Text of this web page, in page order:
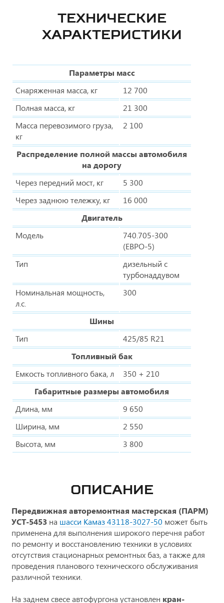
ТЕХНИЧЕСКИЕ
ХАРАКТЕРИСТИКИ
Параметры масс
Снаряженная масса, кг
12 700
Полная масса, кг
21 300
Масса перевозимого груза,
кг
2 100
Распределение полной массы автомобиля
на дорогу
Через передний мост, кг
5 300
Через заднюю тележку, кг
16 000
Двигатель
Модель
740.705-300
(ЕВРО-5)
Тип
дизельный с
турбонаддувом
Номинальная мощность,
л.с.
300
Шины
Тип
425/85 R21
Топливный бак
Емкость топливного бака, л
350 + 210
Габаритные размеры автомобиля
Длина, мм
9 650
Ширина, мм
2 550
Высота, мм
3 800
ОПИСАНИЕ
Передвижная авторемонтная мастерская (ПАРМ)
УСТ-5453 на шасси Камаз 43118-3027-50 может быть
применена для выполнения широкого перечня работ
по ремонту и восстановлению техники в условиях
отсутствия стационарных ремонтных баз, а также для
проведения планового технического обслуживания
различной техники.
На заднем свесе автофургона установлен кран-